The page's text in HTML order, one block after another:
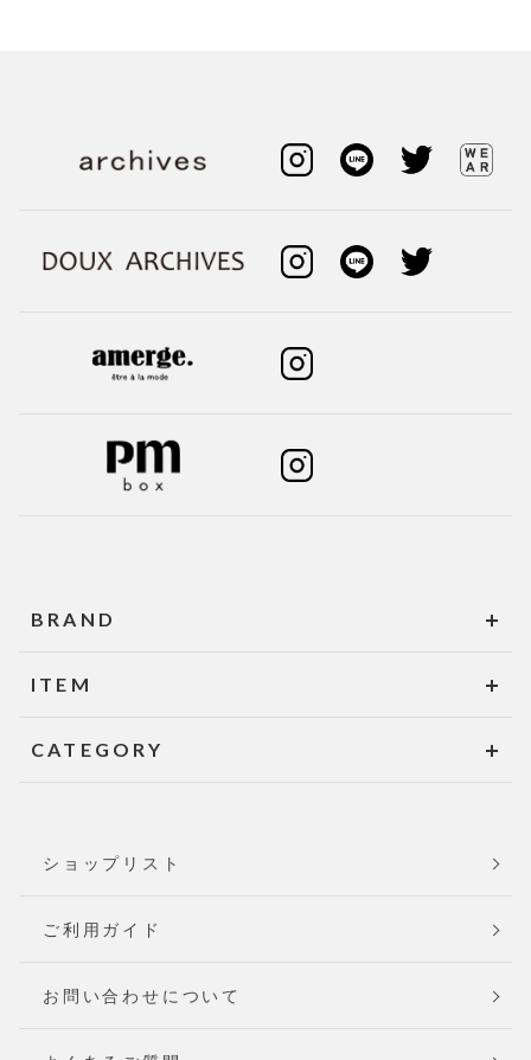
BRAND
ITEM
CATEGORY
ショップリスト
ご利用ガイド
お問い合わせについて